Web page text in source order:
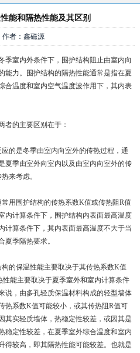
能和隔热性能及其区别
者：鑫磁源
季室内外条件下，围护结构阻止由室内向
能力。围护结构的隔热性能通常是指在夏
合温度和室内空气温度波作用下，其内表
的主要区别在于：
是冬季由室内向室外的传热过程，通
夏季由室外向室内以及由室内向室外的传
来考虑。
围护结构的传热系数K值或传热阻R值
内计算条件下，围护结构内表面最高温度
计算条件下，其内表面最高温度不大于当
夏季隔热要求。
保温性能主要取决于其传热系数K值
能主要取决于夏季室外和室内计算条件
说，由多孔轻质保温材料构成的轻型墙体
热系数K值可能较小，或其传热阻R值可
其实轻质墙体，热稳定性较差，或因其是
稳定性较差，在夏季室外综合温度和室内
得较高，即其隔热性能可能较差。也就是